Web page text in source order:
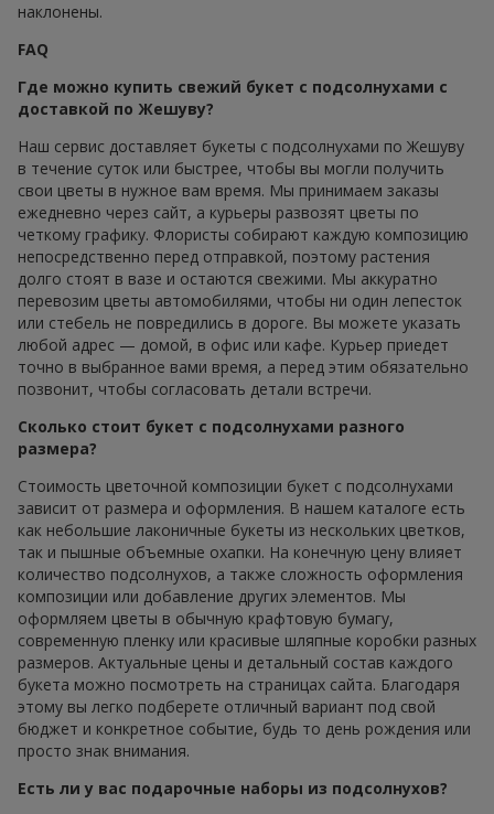
наклонены.
FAQ
Где можно купить свежий букет с подсолнухами с
доставкой по Жешуву?
Наш сервис доставляет букеты с подсолнухами по Жешуву
в течение суток или быстрее, чтобы вы могли получить
свои цветы в нужное вам время. Мы принимаем заказы
ежедневно через сайт, а курьеры развозят цветы по
четкому графику. Флористы собирают каждую композицию
непосредственно перед отправкой, поэтому растения
долго стоят в вазе и остаются свежими. Мы аккуратно
перевозим цветы автомобилями, чтобы ни один лепесток
или стебель не повредились в дороге. Вы можете указать
любой адрес — домой, в офис или кафе. Курьер приедет
точно в выбранное вами время, а перед этим обязательно
позвонит, чтобы согласовать детали встречи.
Сколько стоит букет с подсолнухами разного
размера?
Стоимость цветочной композиции букет с подсолнухами
зависит от размера и оформления. В нашем каталоге есть
как небольшие лаконичные букеты из нескольких цветков,
так и пышные объемные охапки. На конечную цену влияет
количество подсолнухов, а также сложность оформления
композиции или добавление других элементов. Мы
оформляем цветы в обычную крафтовую бумагу,
современную пленку или красивые шляпные коробки разных
размеров. Актуальные цены и детальный состав каждого
букета можно посмотреть на страницах сайта. Благодаря
этому вы легко подберете отличный вариант под свой
бюджет и конкретное событие, будь то день рождения или
просто знак внимания.
Есть ли у вас подарочные наборы из подсолнухов?